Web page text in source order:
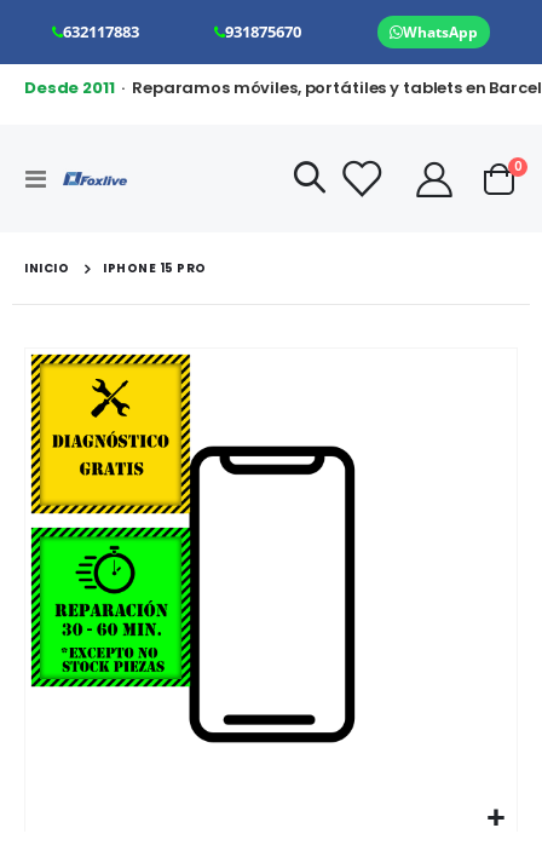
632117883 931875670 WhatsApp
Desde 2011· Reparamos móviles, portátiles y tablets en
Toggle
Cart
0
INICIO IPHONE 15 PRO
Saltar
al
final
de
la
galería
de
imágenes